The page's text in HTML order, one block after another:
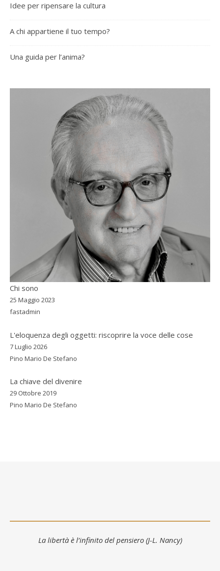
Idee per ripensare la cultura
A chi appartiene il tuo tempo?
Una guida per l’anima?
Chi sono
25 Maggio 2023
fastadmin
L'eloquenza degli oggetti: riscoprire la voce delle cose
7 Luglio 2026
Pino Mario De Stefano
La chiave del divenire
29 Ottobre 2019
Pino Mario De Stefano
La libertà è l’infinito del pensiero (J-L. Nancy)